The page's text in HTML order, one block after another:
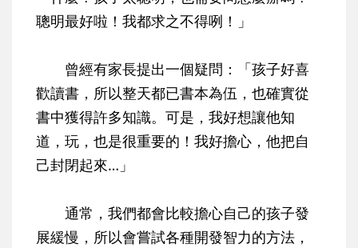
聰明最好啦！我都求之不得咧！」
曾經有家長提出一個疑問：「孩子好喜
歡讀書，所以整天都已書本為伍，也確實從
書中獲得許多知識。可是，我好想讓他知
道，玩，也是很重要的！我好擔心，他把自
己封閉起來…」
通常，我們都會比較擔心自己的孩子發
展緩慢，所以會嘗試各種開發智力的方法，